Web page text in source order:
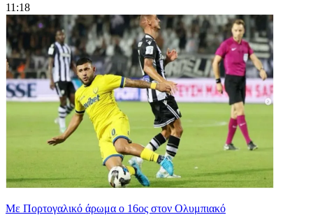
11:18
Με Πορτογαλικό άρωμα ο 16ος στον Ολυμπιακό